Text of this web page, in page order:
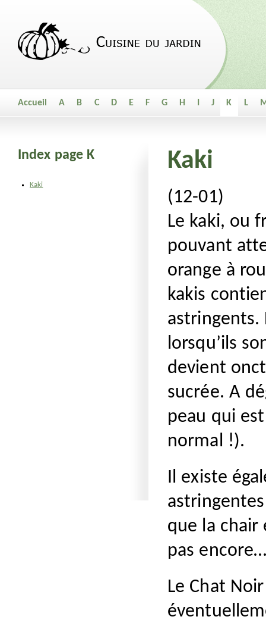
Accueil A B C D E F G H J K L
Index page K
Kaki
Kaki
(12-01)
Le kaki, ou
pouvant
orange à
kakis
astringents.
lorsqu’ils
devient
sucrée. A
peau qui
normal !).
Il existe
que la chair
pas
Le Chat